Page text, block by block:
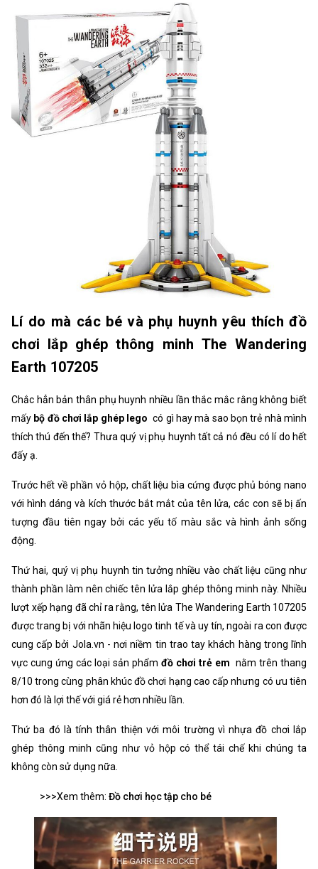
Lí do mà các bé và phụ huynh yêu thích đồ
chơi lắp ghép thông minh The Wandering
Earth 107205
Chắc hẳn bản thân phụ huynh nhiều lần thắc mắc rằng không biết
mấy bộ đồ chơi lắp ghép lego có gì hay mà sao bọn trẻ nhà mình
thích thú đến thế? Thưa quý vị phụ huynh tất cả nó đều có lí do hết
đấy ạ.
Trước hết về phần vỏ hộp, chất liệu bìa cứng được phủ bóng nano
với hình dáng và kích thước bắt mắt của tên lửa, các con sẽ bị ấn
tượng đầu tiên ngay bởi các yếu tố màu sắc và hình ảnh sống
động.
Thứ hai, quý vị phụ huynh tin tưởng nhiều vào chất liệu cũng như
thành phần làm nên chiếc tên lửa lắp ghép thông minh này. Nhiều
lượt xếp hạng đã chỉ ra rằng, tên lửa The Wandering Earth 107205
được trang bị với nhãn hiệu logo tinh tế và uy tín, ngoài ra con được
cung cấp bởi Jola.vn - nơi niềm tin trao tay khách hàng trong lĩnh
vực cung ứng các loại sản phẩm đồ chơi trẻ em nằm trên thang
8/10 trong cùng phân khúc đồ chơi hạng cao cấp nhưng có ưu tiên
hơn đó là lợi thế với giá rẻ hơn nhiều lần.
Thứ ba đó là tính thân thiện với môi trường vì nhựa đồ chơi lắp
ghép thông minh cũng như vỏ hộp có thể tái chế khi chúng ta
không còn sử dụng nữa.
>>>Xem thêm: Đồ chơi học tập cho bé